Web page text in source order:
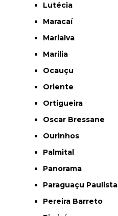
Lutécia
Maracaí
Marialva
Marilia
Ocauçu
Oriente
Ortigueira
Oscar Bressane
Ourinhos
Palmital
Panorama
Paraguaçu Paulista
Pereira Barreto